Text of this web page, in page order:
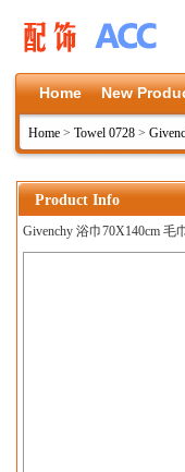
Home New
Home > Towel 0728 >
Product Info
Givenchy 浴巾70X140cm 毛